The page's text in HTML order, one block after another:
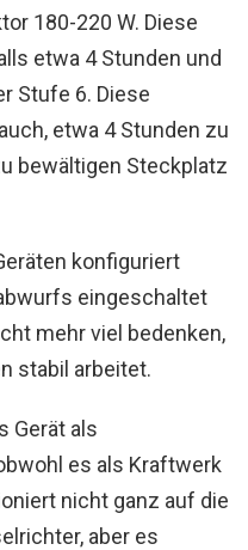
180-220 W. Diese
etwa 4 Stunden und
Stufe 6. Diese
etwa 4 Stunden zu
bewältigen Steckplatz
konfiguriert
eingeschaltet
mehr viel bedenken,
stabil arbeitet.
Gerät als
es als Kraftwerk
nicht ganz auf die
aber es